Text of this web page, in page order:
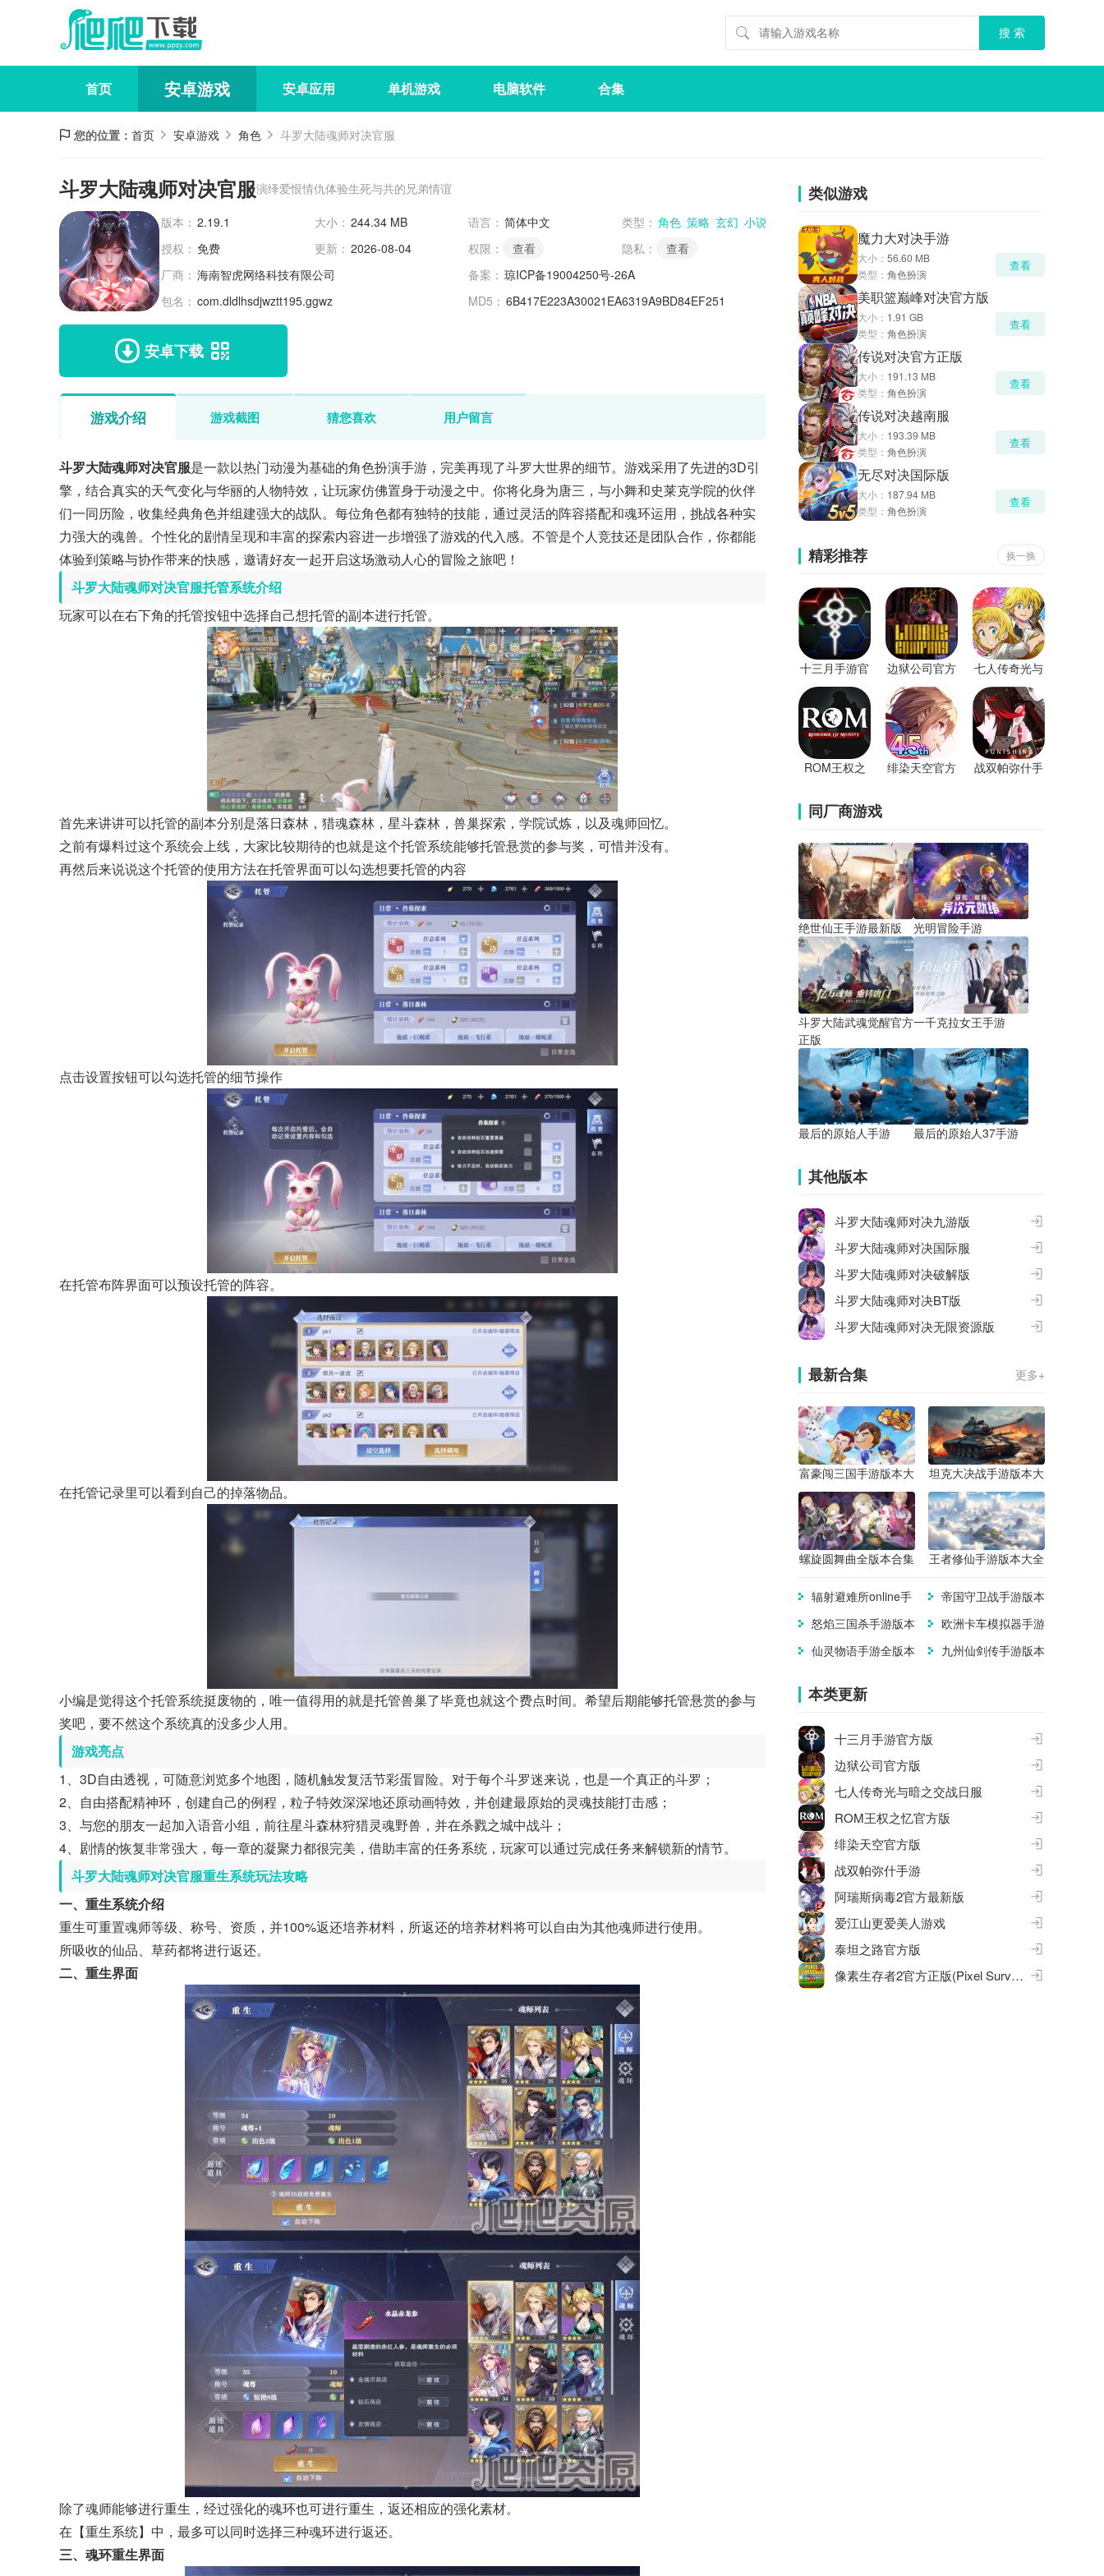
首页 安卓游戏 安卓应用 单机游戏 电脑软件 合集
您的位置： 首页 安卓游戏 角色 斗罗大陆魂师对决官服
斗罗大陆魂师对决官服演绎爱恨情仇体验生死与共的兄弟情谊
版本： 2.19.1 大小： 244.34 MB 语言： 简体中文 类型： 角色 策略 玄幻 小说改编 动漫改编 角色扮演
授权： 免费 更新： 2026-08-04 权限： 查看 隐私：
查看
厂商： 海南智虎网络科技有限公司 备案： 琼ICP备19004250号-26A
包名： com.dldlhsdjwztt195.ggwz MD5： 6B417E223A30021EA6319A9BD84EF251
安卓下载
游戏介绍 游戏截图 猜您喜欢 用户留言
斗罗大陆魂师对决官服是一款以热门动漫为基础的角色扮演手游，完美再现了斗罗大世界的细节。游戏采用了先进的3D引
擎，结合真实的天气变化与华丽的人物特效，让玩家仿佛置身于动漫之中。你将化身为唐三，与小舞和史莱克学院的伙伴
们一同历险，收集经典角色并组建强大的战队。每位角色都有独特的技能，通过灵活的阵容搭配和魂环运用，挑战各种实
力强大的魂兽。个性化的剧情呈现和丰富的探索内容进一步增强了游戏的代入感。不管是个人竞技还是团队合作，你都能
体验到策略与协作带来的快感，邀请好友一起开启这场激动人心的冒险之旅吧！
斗罗大陆魂师对决官服托管系统介绍
玩家可以在右下角的托管按钮中选择自己想托管的副本进行托管。
首先来讲讲可以托管的副本分别是落日森林，猎魂森林，星斗森林，兽巢探索，学院试炼，以及魂师回忆。
之前有爆料过这个系统会上线，大家比较期待的也就是这个托管系统能够托管悬赏的参与奖，可惜并没有。
再然后来说说这个托管的使用方法在托管界面可以勾选想要托管的内容
点击设置按钮可以勾选托管的细节操作
在托管布阵界面可以预设托管的阵容。
在托管记录里可以看到自己的掉落物品。
小编是觉得这个托管系统挺废物的，唯一值得用的就是托管兽巢了毕竟也就这个费点时间。希望后期能够托管悬赏的参与
奖吧，要不然这个系统真的没多少人用。
游戏亮点
1、3D自由透视，可随意浏览多个地图，随机触发复活节彩蛋冒险。对于每个斗罗迷来说，也是一个真正的斗罗；
2、自由搭配精神环，创建自己的例程，粒子特效深深地还原动画特效，并创建最原始的灵魂技能打击感；
3、与您的朋友一起加入语音小组，前往星斗森林狩猎灵魂野兽，并在杀戮之城中战斗；
4、剧情的恢复非常强大，每一章的凝聚力都很完美，借助丰富的任务系统，玩家可以通过完成任务来解锁新的情节。
斗罗大陆魂师对决官服重生系统玩法攻略
一、重生系统介绍
重生可重置魂师等级、称号、资质，并100%返还培养材料，所返还的培养材料将可以自由为其他魂师进行使用。
所吸收的仙品、草药都将进行返还。
二、重生界面
除了魂师能够进行重生，经过强化的魂环也可进行重生，返还相应的强化素材。
在【重生系统】中，最多可以同时选择三种魂环进行返还。
三、魂环重生界面
类似游戏
魔力大对决手游
大小： 56.60 MB
类型： 角色扮演
查看
美职篮巅峰对决官方版
大小： 1.91 GB
类型： 角色扮演
查看
传说对决官方正版
大小： 191.13 MB
类型： 角色扮演
查看
传说对决越南服
大小： 193.39 MB
类型： 角色扮演
查看
无尽对决国际版
大小： 187.94 MB
类型： 角色扮演
查看
精彩推荐 换一换
十三月手游官
方版
边狱公司官方
版
七人传奇光与
暗之交战日服
ROM王权之
绯染天空官方
战双帕弥什手
同厂商游戏
绝世仙王手游最新版 光明冒险手游
斗罗大陆武魂觉醒官方
正版
一千克拉女王手游
最后的原始人手游 最后的原始人37手游
其他版本
斗罗大陆魂师对决九游版
斗罗大陆魂师对决国际服
斗罗大陆魂师对决破解版
斗罗大陆魂师对决BT版
斗罗大陆魂师对决无限资源版
最新合集 更多+
富豪闯三国手游版本大
全
坦克大决战手游版本大
全
螺旋圆舞曲全版本合集 王者修仙手游版本大全
辐射避难所online手
帝国守卫战手游版本
怒焰三国杀手游版本
欧洲卡车模拟器手游
仙灵物语手游全版本
九州仙剑传手游版本
本类更新
十三月手游官方版
边狱公司官方版
七人传奇光与暗之交战日服
ROM王权之忆官方版
绯染天空官方版
战双帕弥什手游
阿瑞斯病毒2官方最新版
爱江山更爱美人游戏
泰坦之路官方版
像素生存者2官方正版(Pixel Survival Game 2)